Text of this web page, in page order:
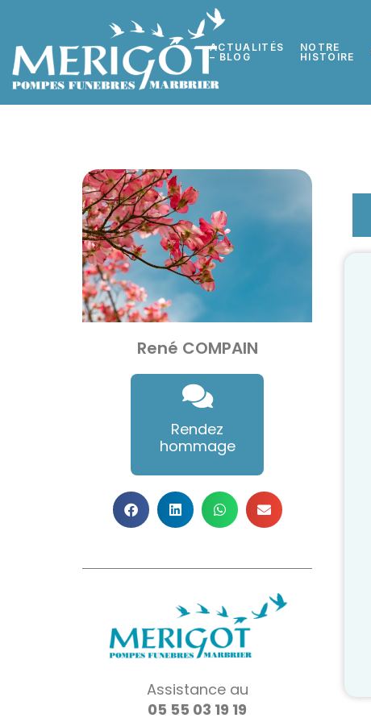
ACTUALITÉS
– BLOG
NOTRE
HISTOIRE
René COMPAIN
Rendez
hommage
Assistance au
05 55 03 19 19